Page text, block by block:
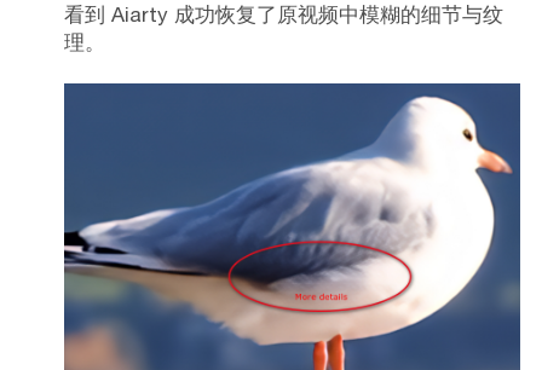
看到 Aiarty 成功恢复了原视频中模糊的细节与纹
理。